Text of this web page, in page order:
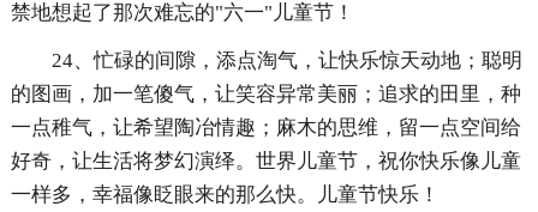
禁地想起了那次难忘的"六一"儿童节！
24、忙碌的间隙，添点淘气，让快乐惊天动地；聪明
的图画，加一笔傻气，让笑容异常美丽；追求的田里，种
一点稚气，让希望陶冶情趣；麻木的思维，留一点空间给
好奇，让生活将梦幻演绎。世界儿童节，祝你快乐像儿童
一样多，幸福像眨眼来的那么快。儿童节快乐！